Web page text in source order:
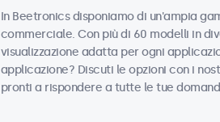
In Beetronics disponiamo di un'ampia
commerciale. Con più di 60 modelli in
visualizzazione adatta per ogni
applicazione? Discuti le opzioni con i
pronti a rispondere a tutte le tue